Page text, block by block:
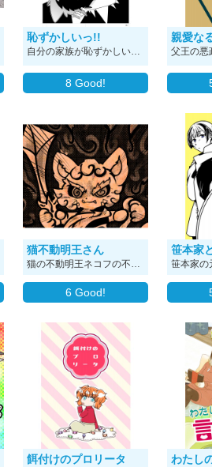
恥ずかしいっ!!
自分の家族が恥ずかしいと思っている少年が家に好きな女の子を招くお話。
8 Good!
親愛な
猫不動明王さん
猫の不動明王ネコフの不動産屋漫画・・・ではなく、お社屋です！ 神仏と絡みながら（？）バタバタな忙しいギャグ風味な漫画っこです＾＾
6Good!
笹本家
餌付けのプロリータ